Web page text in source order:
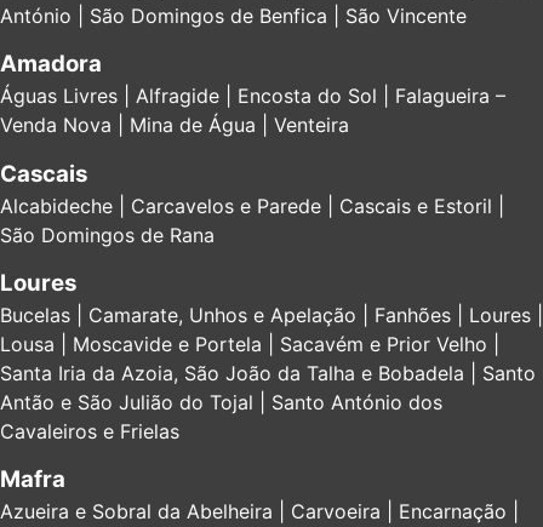
António | São Domingos de Benfica | São Vincente
Amadora
Águas Livres | Alfragide | Encosta do Sol | Falagueira –
Venda Nova | Mina de Água | Venteira
Cascais
Alcabideche | Carcavelos e Parede | Cascais e Estoril |
São Domingos de Rana
Loures
Bucelas | Camarate, Unhos e Apelação | Fanhões | Loures |
Lousa | Moscavide e Portela | Sacavém e Prior Velho |
Santa Iria da Azoia, São João da Talha e Bobadela | Santo
Antão e São Julião do Tojal | Santo António dos
Cavaleiros e Frielas
Mafra
Azueira e Sobral da Abelheira | Carvoeira | Encarnação |